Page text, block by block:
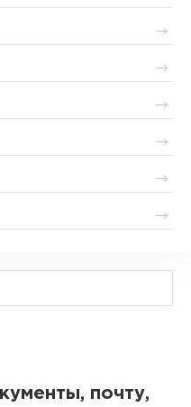
почту,